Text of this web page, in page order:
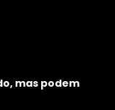
mas podem